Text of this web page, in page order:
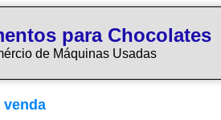
para Chocolates
de Máquinas Usadas
venda